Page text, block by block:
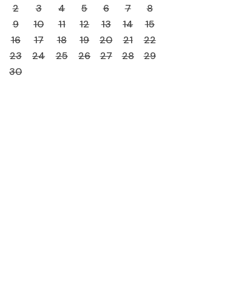
2
3 4 5 6 7
8
9
10 11 12 13 14
15
16
17 18 19 20 21
22
23
24 25 26 27 28
29
30